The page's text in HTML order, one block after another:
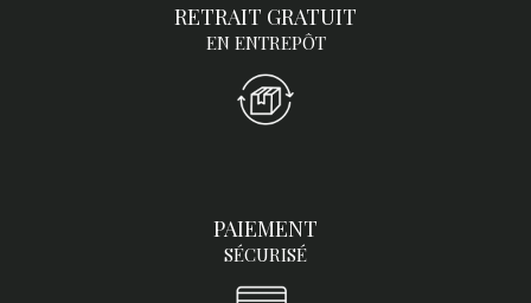
RETRAIT GRATUIT
EN ENTREPÔT
PAIEMENT
SÉCURISÉ